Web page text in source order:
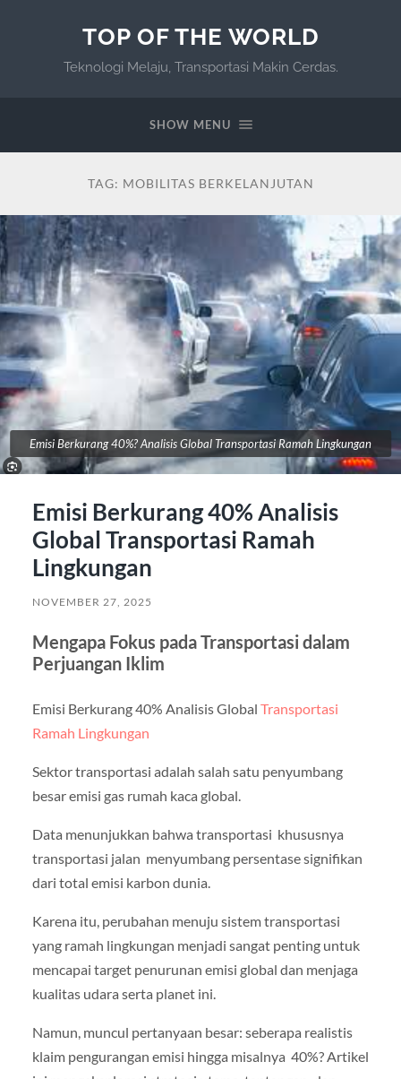
TOP OF THE WORLD
Teknologi Melaju, Transportasi Makin Cerdas.
SHOW MENU
TAG: MOBILITAS BERKELANJUTAN
Emisi Berkurang 40%? Analisis Global Transportasi Ramah Lingkungan
Emisi Berkurang 40% Analisis
Global Transportasi Ramah
Lingkungan
NOVEMBER 27, 2025
Mengapa Fokus pada Transportasi dalam
Perjuangan Iklim
Emisi Berkurang 40% Analisis Global Transportasi
Ramah Lingkungan
Sektor transportasi adalah salah satu penyumbang
besar emisi gas rumah kaca global.
Data menunjukkan bahwa transportasi khususnya
transportasi jalan menyumbang persentase signifikan
dari total emisi karbon dunia.
Karena itu, perubahan menuju sistem transportasi
yang ramah lingkungan menjadi sangat penting untuk
mencapai target penurunan emisi global dan menjaga
kualitas udara serta planet ini.
Namun, muncul pertanyaan besar: seberapa realistis
klaim pengurangan emisi hingga misalnya 40%? Artikel